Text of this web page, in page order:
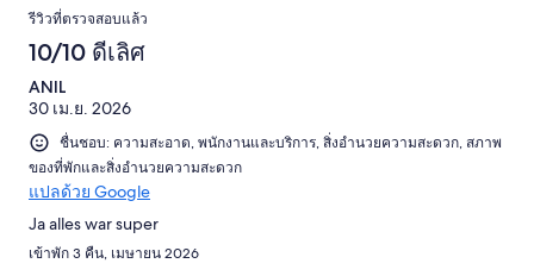
รีวิวที่ตรวจสอบแล้ว
10/10 ดีเลิศ
ANIL
30 เม.ย. 2026
ชื่นชอบ: ความสะอาด, พนักงานและบริการ, สิ่งอำนวยความสะดวก, สภาพ
ของที่พักและสิ่งอำนวยความสะดวก
แปลด้วย Google
Ja alles war super
เข้าพัก 3 คืน, เมษายน 2026